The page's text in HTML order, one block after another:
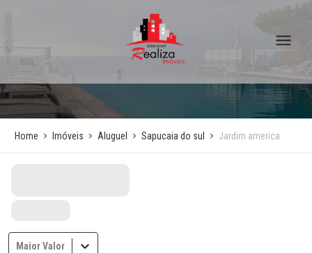
Home Imóveis Aluguel Sapucaia do sul Jardim america
Maior Valor